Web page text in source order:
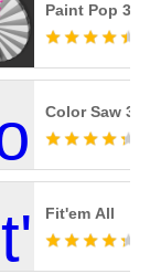
Paint Pop 3D
Color Saw 3D
Fit'em All